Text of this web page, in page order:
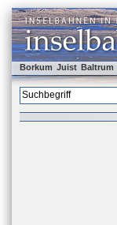
Borkum Juist Baltrum